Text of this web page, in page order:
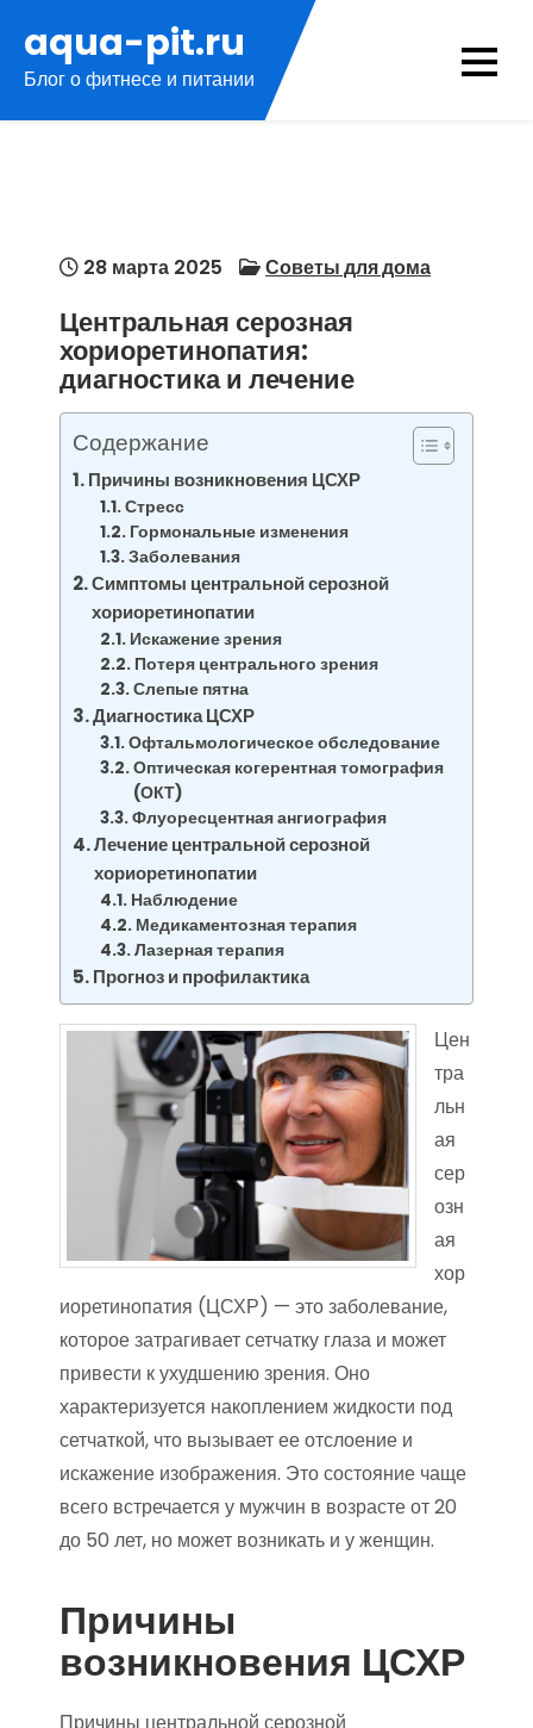
содержимому
aqua-pit.ru
Блог о фитнесе и питании
28 марта 2025 Советы для дома
Центральная серозная
хориоретинопатия:
диагностика и лечение
Содержание
Причины возникновения ЦСХР
Стресс
Гормональные изменения
Заболевания
Симптомы центральной серозной
хориоретинопатии
Искажение зрения
Потеря центрального зрения
Слепые пятна
Диагностика ЦСХР
Офтальмологическое обследование
Оптическая когерентная томография
(ОКТ)
Флуоресцентная ангиография
Лечение центральной серозной
хориоретинопатии
Наблюдение
Медикаментозная терапия
Лазерная терапия
Прогноз и профилактика
Цен
тра
льн
ая
сер
озн
ая
хор
иоретинопатия (ЦСХР) — это заболевание,
которое затрагивает сетчатку глаза и может
привести к ухудшению зрения. Оно
характеризуется накоплением жидкости под
сетчаткой, что вызывает ее отслоение и
искажение изображения. Это состояние чаще
всего встречается у мужчин в возрасте от 20
до 50 лет, но может возникать и у женщин.
Причины
возникновения ЦСХР